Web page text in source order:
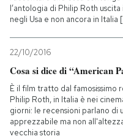
l’antologia di Philip Roth
negli Usa e non ancora in Italia
22/10/2016
Cosa si dice di “American
È il film tratto dal famosissimo
Philip Roth, in Italia è nei
giorni: le recensioni parlano di
apprezzabile ma non
vecchia storia